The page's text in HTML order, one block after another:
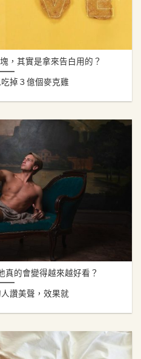
，其實是拿來告白用的？
掉３億個麥克雞
真的會變得越來越好看？
讚美聲，效果就